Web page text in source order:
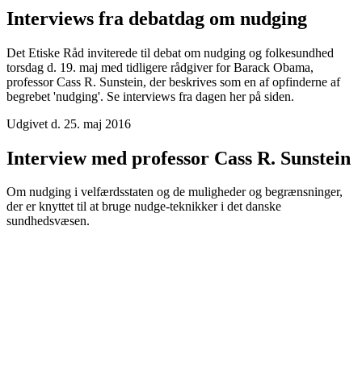
Interviews fra debatdag om nudging
Det Etiske Råd inviterede til debat om nudging og folkesundhed
torsdag d. 19. maj med tidligere rådgiver for Barack Obama,
professor Cass R. Sunstein, der beskrives som en af opfinderne af
begrebet 'nudging'. Se interviews fra dagen her på siden.
Udgivet d. 25. maj 2016
Interview med professor Cass R. Sunstein
Om nudging i velfærdsstaten og de muligheder og begrænsninger,
der er knyttet til at bruge nudge-teknikker i det danske
sundhedsvæsen.